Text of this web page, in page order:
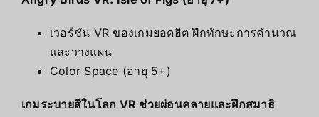
เวอร์ชัน VR ของเกมยอดฮิต ฝึกทักษะการคำนวณ
และวางแผน
Color Space (อายุ 5+)
เกมระบายสีในโลก VR ช่วยผ่อนคลายและฝึกสมาธิ